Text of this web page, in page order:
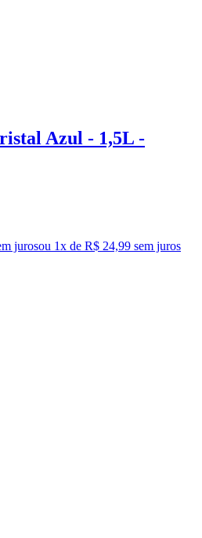
Azul - 1,5L -
jurosou 1x de R$ 24,99 sem juros